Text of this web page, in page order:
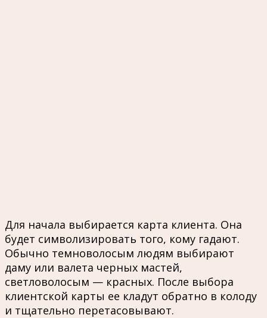
Для начала выбирается карта клиента. Она
будет символизировать того, кому гадают.
Обычно темноволосым людям выбирают
даму или валета черных мастей,
светловолосым — красных. После выбора
клиентской карты ее кладут обратно в колоду
и тщательно перетасовывают.